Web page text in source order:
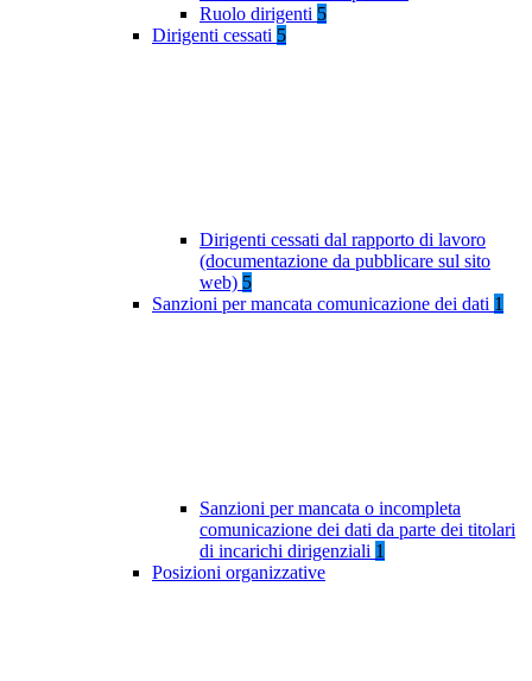
Ruolo dirigenti 5
Dirigenti cessati 5
Dirigenti cessati dal rapporto di lavoro
(documentazione da pubblicare sul sito
web) 5
Sanzioni per mancata comunicazione dei dati 1
Sanzioni per mancata o incompleta
comunicazione dei dati da parte dei titolari
di incarichi dirigenziali 1
Posizioni organizzative